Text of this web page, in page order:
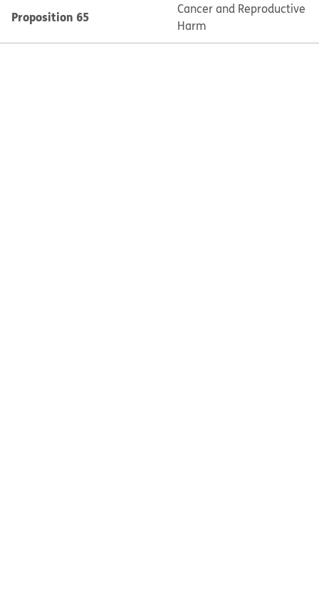
Proposition 65
Cancer and Reproductive
Harm